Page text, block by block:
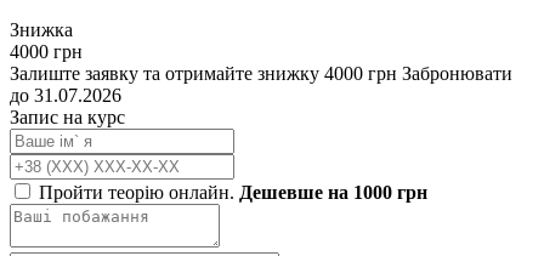
Знижка
4000 грн
Залиште заявку та отримайте знижку 4000 грн Забронювати
до 31.07.2026
Запис на курс
Пройти теорію онлайн. Дешевше на 1000 грн